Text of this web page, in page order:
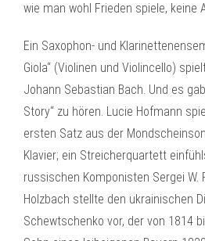
wie man wohl Frieden spiele, keine
Ein Saxophon- und
Giola“ (Violinen und Violincello)
Johann Sebastian Bach. Und es
Story“ zu hören. Lucie Hofmann
ersten Satz aus der
Klavier; ein Streicherquartett
russischen Komponisten Sergei W.
Holzbach stellte den ukrainischen
Schewtschenko vor, der von 1814